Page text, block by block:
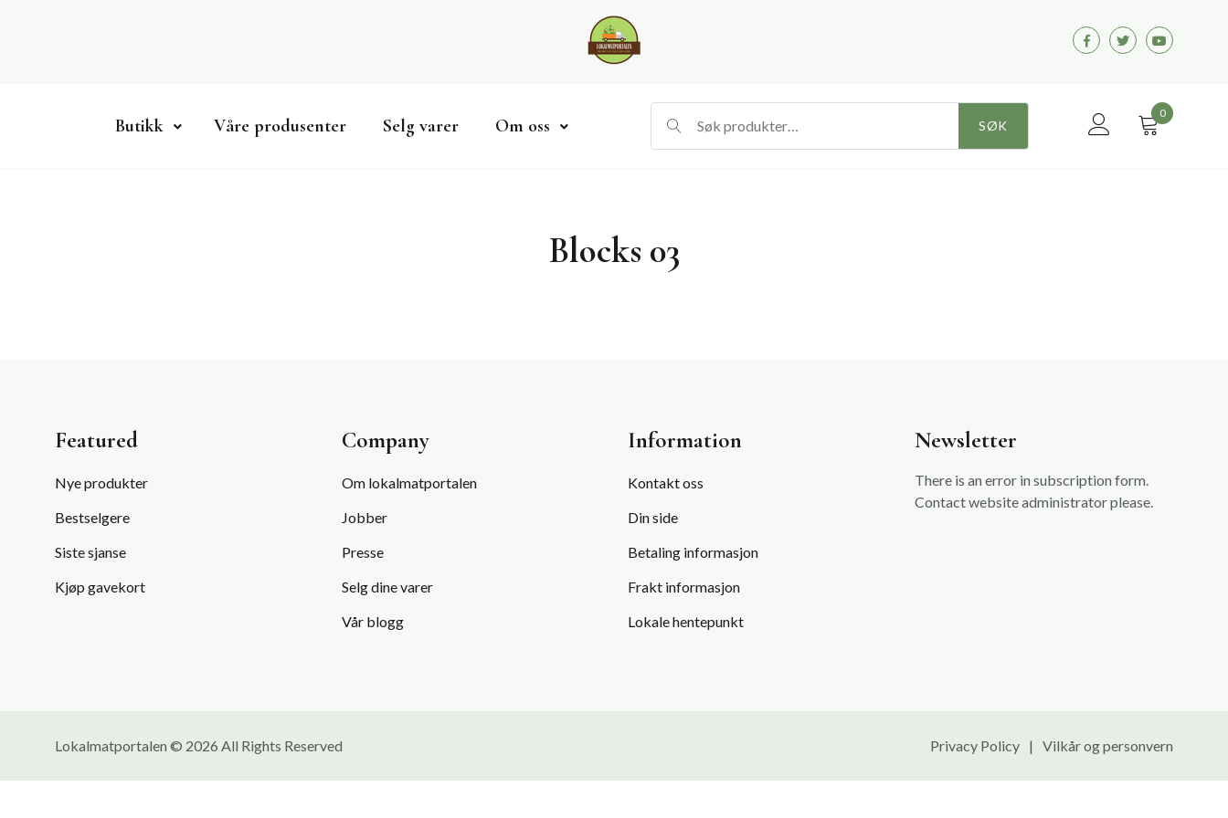
FacebookTwitterYoutube
Lokalmatportalen
Butikk Våre produsenter Selg varer Om oss SØK
0
Blocks 03
Featured
Nye produkter
Bestselgere
Siste sjanse
Kjøp gavekort
Company
Om lokalmatportalen
Jobber
Presse
Selg dine varer
Vår blogg
Information
Kontakt oss
Din side
Betaling informasjon
Frakt informasjon
Lokale hentepunkt
Newsletter
There is an error in subscription form.
Contact website administrator please.
Lokalmatportalen © 2026 All Rights Reserved Privacy Policy Vilkår og personvern